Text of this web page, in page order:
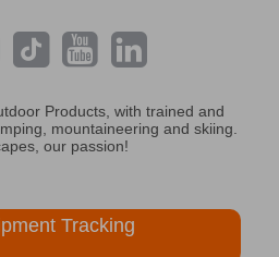
Products, with trained and
mountaineering and skiing.
our passion!
Tracking